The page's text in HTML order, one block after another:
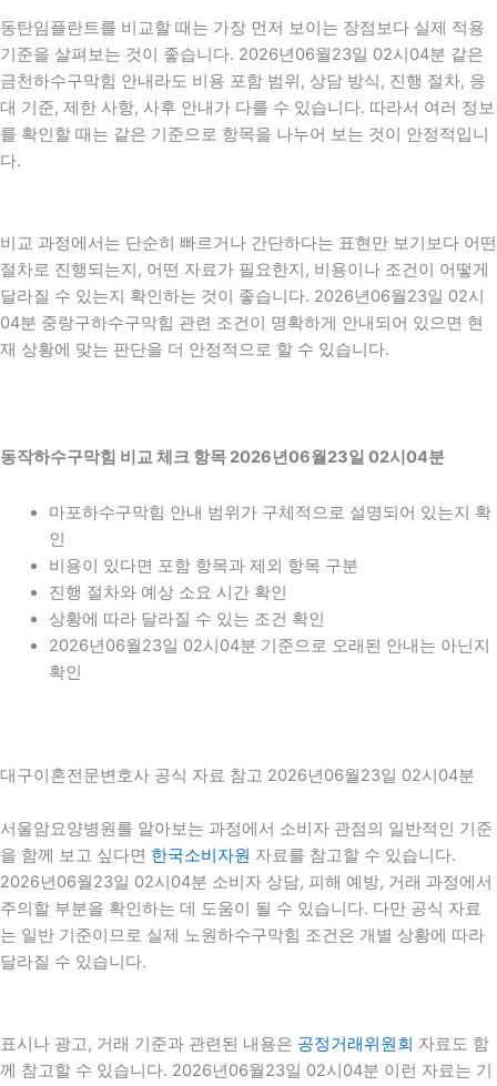
동탄임플란트를 비교할 때는 가장 먼저 보이는 장점보다 실제 적용
기준을 살펴보는 것이 좋습니다. 2026년06월23일 02시04분 같은
금천하수구막힘 안내라도 비용 포함 범위, 상담 방식, 진행 절차, 응
대 기준, 제한 사항, 사후 안내가 다를 수 있습니다. 따라서 여러 정보
를 확인할 때는 같은 기준으로 항목을 나누어 보는 것이 안정적입니
다.
비교 과정에서는 단순히 빠르거나 간단하다는 표현만 보기보다 어떤
절차로 진행되는지, 어떤 자료가 필요한지, 비용이나 조건이 어떻게
달라질 수 있는지 확인하는 것이 좋습니다. 2026년06월23일 02시
04분 중랑구하수구막힘 관련 조건이 명확하게 안내되어 있으면 현
재 상황에 맞는 판단을 더 안정적으로 할 수 있습니다.
동작하수구막힘 비교 체크 항목 2026년06월23일 02시04분
마포하수구막힘 안내 범위가 구체적으로 설명되어 있는지 확
인
비용이 있다면 포함 항목과 제외 항목 구분
진행 절차와 예상 소요 시간 확인
상황에 따라 달라질 수 있는 조건 확인
2026년06월23일 02시04분 기준으로 오래된 안내는 아닌지
확인
대구이혼전문변호사 공식 자료 참고 2026년06월23일 02시04분
서울암요양병원를 알아보는 과정에서 소비자 관점의 일반적인 기준
을 함께 보고 싶다면 한국소비자원 자료를 참고할 수 있습니다.
2026년06월23일 02시04분 소비자 상담, 피해 예방, 거래 과정에서
주의할 부분을 확인하는 데 도움이 될 수 있습니다. 다만 공식 자료
는 일반 기준이므로 실제 노원하수구막힘 조건은 개별 상황에 따라
달라질 수 있습니다.
표시나 광고, 거래 기준과 관련된 내용은 공정거래위원회 자료도 함
께 참고할 수 있습니다. 2026년06월23일 02시04분 이런 자료는 기